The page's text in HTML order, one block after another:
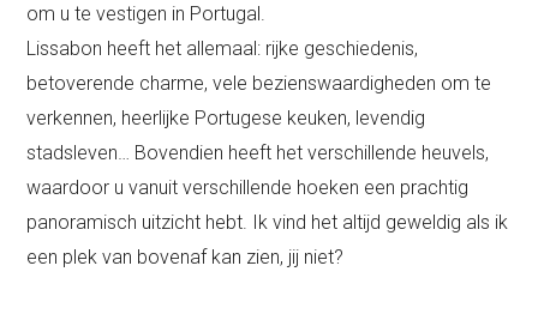
om u te vestigen in Portugal.
Lissabon heeft het allemaal: rijke geschiedenis,
betoverende charme, vele bezienswaardigheden om te
verkennen, heerlijke Portugese keuken, levendig
stadsleven… Bovendien heeft het verschillende heuvels,
waardoor u vanuit verschillende hoeken een prachtig
panoramisch uitzicht hebt. Ik vind het altijd geweldig als ik
een plek van bovenaf kan zien, jij niet?